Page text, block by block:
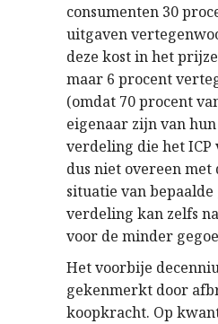
consumenten 30
uitgaven
deze kost in het
maar 6 procent
(omdat 70 procent
eigenaar zijn van
verdeling die het ICP
dus niet overeen
situatie van
verdeling kan zelfs
voor de minder
Het voorbije
gekenmerkt door
koopkracht. Op